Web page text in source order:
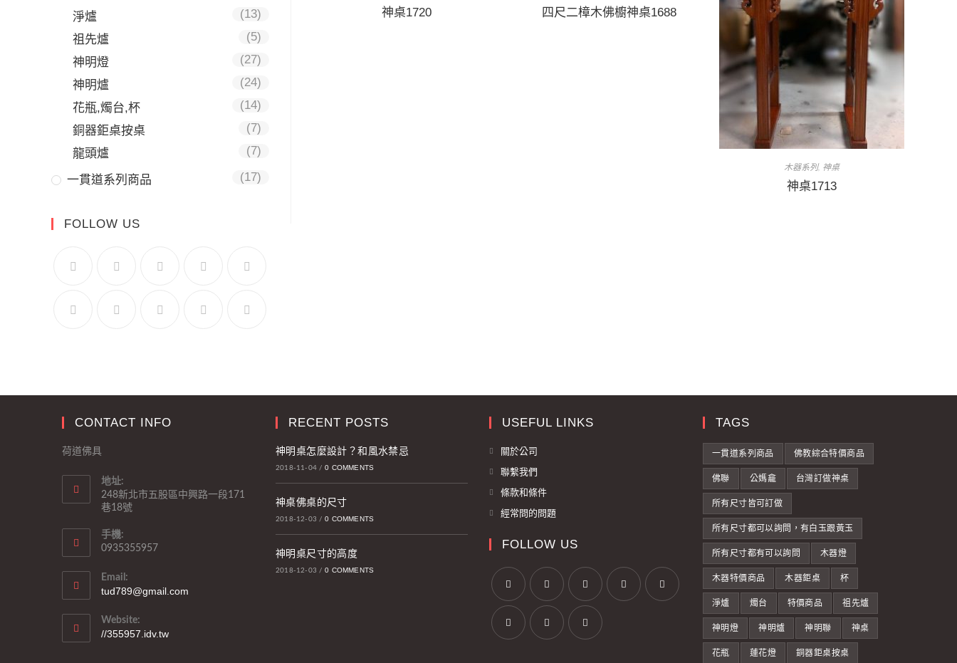
神桌1720 四尺二樟木佛櫥神桌1688
木器系列, 神桌
神桌1713
淨爐
(13)
祖先爐
(5)
神明燈
(27)
神明爐
(24)
花瓶,燭台,杯
(14)
銅器鉅桌按桌
(7)
龍頭爐
(7)
一貫道系列商品 (17)
FOLLOW US
CONTACT INFO
荷道佛具
地址:
248新北市五股區中興路一段171
巷18號
手機:
0935355957
Email:
tud789@gmail.com
Website:
//355957.idv.tw
RECENT POSTS
神明桌怎麼設計？和風水禁忌
2018-11-04 / 0 COMMENTS
神桌佛桌的尺寸
2018-12-03 / 0 COMMENTS
神明桌尺寸的高度
2018-12-03 / 0 COMMENTS
USEFUL LINKS
關於公司
聯繫我們
條款和條件
經常問的問題
FOLLOW US
TAGS
一貫道系列商品 佛教綜合特價商品
佛聯 公媽龕 台灣訂做神桌
所有尺寸皆可訂做
所有尺寸都可以詢問，有白玉跟黃玉
所有尺寸都有可以詢問 木器燈
木器特價商品 木器鉅桌 杯
淨爐 燭台 特價商品 祖先爐
神明燈 神明爐 神明聯 神桌
花瓶 蓮花燈 銅器鉅桌按桌